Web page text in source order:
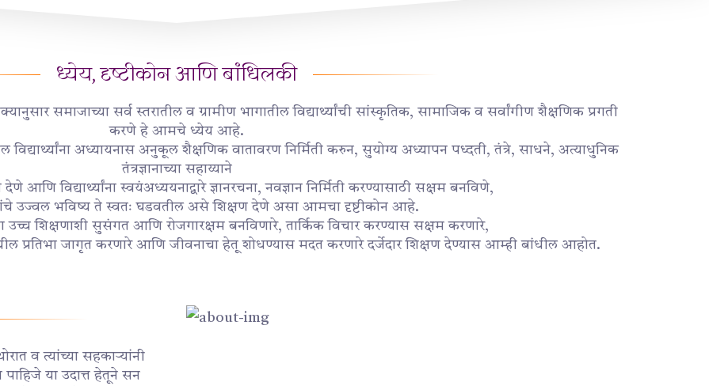
ध्येय, दृष्टीकोन आणि बांधिलकी
समाजाच्या सर्व स्तरातील व ग्रामीण भागातील विद्यार्थ्यांची सांस्कृतिक, सामाजिक व सर्वांगीण शैक्षणिक प्रगती
करणे हे आमचे ध्येय आहे.
विद्यार्थ्यांना अध्यायनास अनुकूल शैक्षणिक वातावरण निर्मिती करुन, सुयोग्य अध्यापन पध्दती, तंत्रे, साधने, अत्याधुनिक
तंत्रज्ञानाच्या सहाय्याने
आणि विद्यार्थ्यांना स्वयंअध्ययनाद्वारे ज्ञानरचना, नवज्ञान निर्मिती करण्यासाठी सक्षम बनविणे,
उज्वल भविष्य ते स्वतः घडवतील असे शिक्षण देणे असा आमचा दृष्टीकोन आहे.
उच्च शिक्षणाशी सुसंगत आणि रोजगारक्षम बनविणारे, तार्किक विचार करण्यास सक्षम करणारे,
प्रतिभा जागृत करणारे आणि जीवनाचा हेतू शोधण्यास मदत करणारे दर्जेदार शिक्षण देण्यास आम्ही बांधील आहोत.
व त्यांच्या सहकाऱ्यांनी
या उदात्त हेतूने सन